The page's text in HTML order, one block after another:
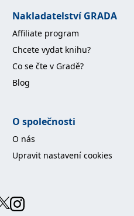
Nakladatelství GRADA
Affiliate program
Chcete vydat knihu?
Co se čte v Gradě?
Blog
O společnosti
O nás
Upravit nastavení cookies